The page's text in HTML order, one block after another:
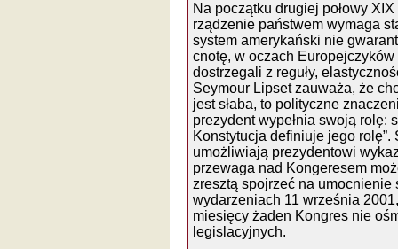
Na początku drugiej połowy
rządzenie państwem wymaga
system amerykański nie
cnotę, w oczach Europejczyków
dostrzegali z reguły,
Seymour Lipset zauważa, że
jest słaba, to polityczne
prezydent wypełnia swoją rolę:
Konstytucja definiuje jego
umożliwiają prezydentowi
przewaga nad Kongeresem
zresztą spojrzeć na umocnienie
wydarzeniach 11 września
miesięcy żaden Kongres nie
legislacyjnych.